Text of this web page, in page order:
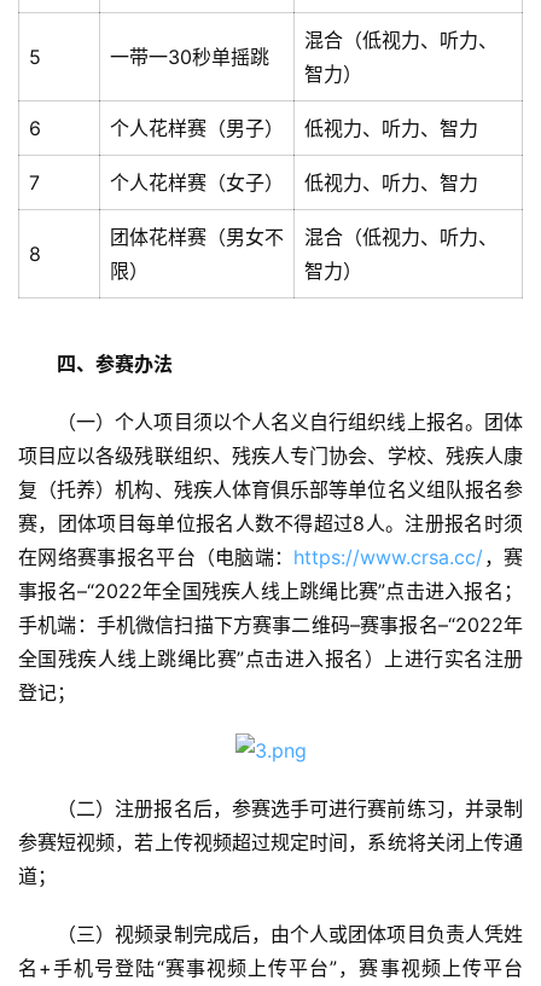
5 一带一30秒单摇跳
混合（低视力、听力、
智力）
6 个人花样赛（男子） 低视力、听力、智力
7 个人花样赛（女子） 低视力、听力、智力
8
团体花样赛（男女不
限）
混合（低视力、听力、
智力）
四、参赛办法
（一）个人项目须以个人名义自行组织线上报名。团体
项目应以各级残联组织、残疾人专门协会、学校、残疾人康
复（托养）机构、残疾人体育俱乐部等单位名义组队报名参
赛，团体项目每单位报名人数不得超过8人。注册报名时须
在网络赛事报名平台（电脑端： https://www.crsa.cc/，赛
事报名–“2022年全国残疾人线上跳绳比赛”点击进入报名；
手机端：手机微信扫描下方赛事二维码–赛事报名–“2022年
全国残疾人线上跳绳比赛”点击进入报名）上进行实名注册
登记；
（二）注册报名后，参赛选手可进行赛前练习，并录制
参赛短视频，若上传视频超过规定时间，系统将关闭上传通
道；
（三）视频录制完成后，由个人或团体项目负责人凭姓
名+手机号登陆“赛事视频上传平台”，赛事视频上传平台